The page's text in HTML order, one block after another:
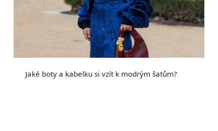
Jaké boty a kabelku si vzít k modrým šatům?